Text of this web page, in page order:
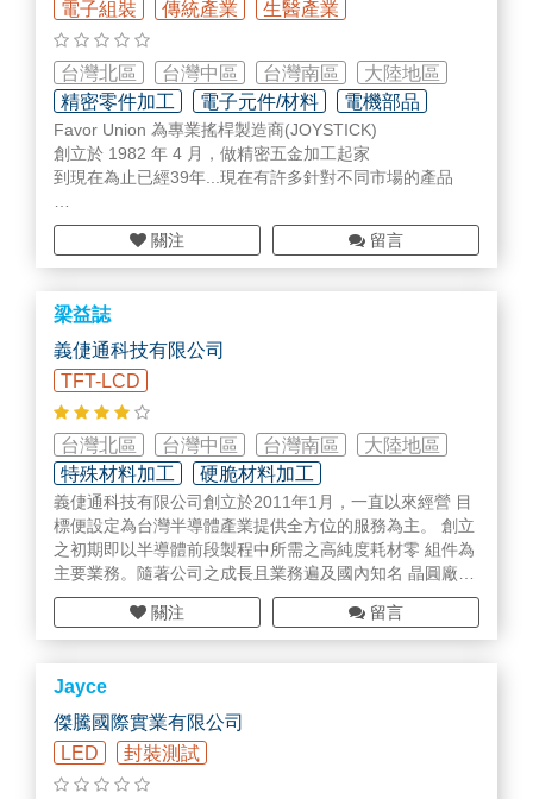
基礎型比表面積及孔徑分析儀
接觸角量測，表面張力量測儀
高壓動態吸附分析儀
高性能比表面積及孔徑及微孔分析儀
全自動固體與粉體真密度分析儀
Xigo Nanotools 快速濕式比表面積分析儀
ZLS Z3000－奈米粒徑 & Zeta電位分析儀
Accusizer (A7000-SIS)－微米粒徑分析儀
Accusizer (A7000- APS)－微米粒徑分析儀
AccuSizerFXnano(A9000-AD)－奈米粒徑分析儀
線上分散均勻分析儀
【製程監控與環境分析】
移動式 VOC即時監測分析儀 (PPB 偵測範圍)
VE Master - On/Off Line寬頻流變儀
PTR-MS (QMS)－質子轉換反應極柱式質譜分析
PTR-MS (TOF)－質子轉換反應飛行式質譜分析儀
FX-mini－奈米粒徑- 線上即時監測儀
SemiChem APMi－線上自動滴定儀(系統整合型)
SemiChem APM－線上自動滴定儀(落地型)
SemiChem APM－線上自動滴定儀(壁掛型)
Thermo Fisher Sentinel / Prima Pro(Ex) - 在線質譜分析
儀
Thermo Fisher Prima BT- 製程質譜分析儀
Precisive－紅外線光學式碳氫分析儀
【毒性氣體偵測器】
DOD 试纸带
DOD CL96 - 96點連續型氣體偵測器
DOD CL8 - 8點連續型氣體偵測器
單點連續型試紙帶偵測器
手提式試紙帶偵測器
電子組裝
傳統產業 生醫產業
台灣北區 台灣中區 台灣南區
大陸地區
精密零件加工
電子元件/材料 電機部品
Favor Union 為專業搖桿製造商(JOYSTICK)
創立於 1982 年 4 月，做精密五金加工起家
到現在為止已經39年...現在有許多針對不同市場的產品
工廠:(4處)
東莞/廣西 /上海/越南
專業生產:
各式可變電阻(旋轉式/滑動式/半固定式)
👍 👍 👍 搖桿JOYSTICK👍 👍 👍 / 開關/編碼器/傳感器
(東莞/昆山)PCB高碳印刷/Membrane(發熱性產品)
(昆山)陶瓷厚膜電路(客製化開發)
(昆山)雷射修阻(靜態/動態)
(東莞)CNC 車床/銑床/ 塑膠射出/壓鑄/沖壓
有任何協助歡迎洽詢~👍
WEBSITE:
關注 留言
梁益誌
義倢通科技有限公司
TFT-LCD
台灣北區 台灣中區 台灣南區
大陸地區
特殊材料加工
硬脆材料加工
義倢通科技有限公司創立於2011年1月，一直以來經營 目
標便設定為台灣半導體產業提供全方位的服務為主。 創立
之初期即以半導體前段製程中所需之高純度耗材零 組件為
主要業務。隨著公司之成長且業務遍及國內知名 晶圓廠，
更進而擴充大中華業務網及全球業務網，透過 既有業務網
絡與全球策略聯盟廠商提供高品質產品供應 及客戶服務
網。產品線之擴充及服務更趨完整，亦將業 務觸角涉及TF
T/LCD、LED、量測等等產業。
目前為了因應大中華地區及國際市場之需求，更擴充 原有
加工廠，添購X2000*Y1500*Z950龍門五軸加工機 。新落
成廠房主要為一複合式之先進廠房，耗材零組件 之自動化
加工製造線，其加工之材質廣含
墨。
關注 留言
Jayce
傑騰國際實業有限公司
LED
封裝測試